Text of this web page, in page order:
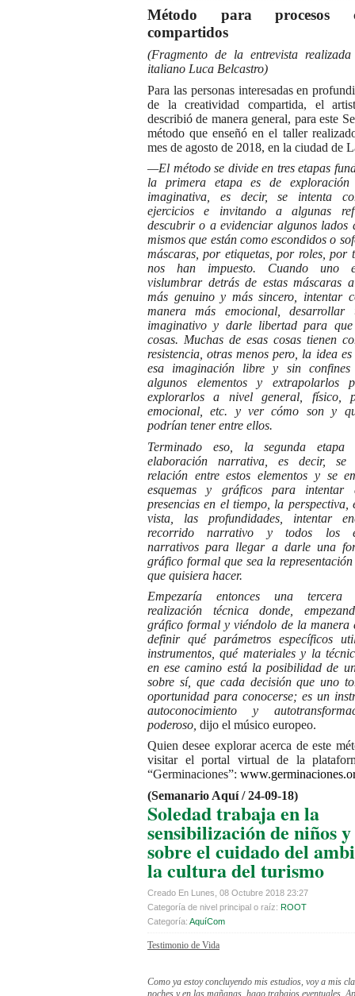
Método para procesos
compartidos
(Fragmento de la entrevista
italiano Luca Belcastro)
Para las personas interesadas en
de la creatividad compartida, el
describió de manera general, para este
método que enseñó en el taller
mes de agosto de 2018, en la ciudad de
—El método se divide en tres etapas
la primera etapa es de exploración
imaginativa, es decir, se intenta
ejercicios e invitando a algunas
descubrir o a evidenciar algunos lados
mismos que están como escondidos o
máscaras, por etiquetas, por roles, por
nos han impuesto. Cuando uno
vislumbrar detrás de estas máscaras
más genuino y más sincero, intentar
manera más emocional, desarrollar
imaginativo y darle libertad para que
cosas. Muchas de esas cosas tienen
resistencia, otras menos pero, la idea
esa imaginación libre y sin confines
algunos elementos y extrapolarlos
explorarlos a nivel general, físico,
emocional, etc. y ver cómo son y
podrían tener entre ellos.
Terminado eso, la segunda etapa
elaboración narrativa, es decir, se
relación entre estos elementos y se
esquemas y gráficos para intentar
presencias en el tiempo, la perspectiva,
vista, las profundidades, intentar
recorrido narrativo y todos los
narrativos para llegar a darle una
gráfico formal que sea la
que quisiera hacer.
Empezaría entonces una
realización técnica donde,
gráfico formal y viéndolo de la manera
definir qué parámetros específicos
instrumentos, qué materiales y la
en ese camino está la posibilidad de
sobre sí, que cada decisión que uno
oportunidad para conocerse; es un
autoconocimiento y
poderoso, dijo el músico europeo.
Quien desee explorar acerca de este
visitar el portal virtual de la
“Germinaciones”:
(Semanario Aquí / 24-09-18)
Soledad trabaja en la
sensibilización de niños
sobre el cuidado del
la cultura del turismo
Creado En Lunes, 08 Octubre 2018 23:27
Categoría de nivel principal o raíz: ROOT
Categoría: AquíCom
Testimonio de Vida
Como ya estoy concluyendo mis estudios, voy a mis
noches y en las mañanas, hago trabajos eventuales.